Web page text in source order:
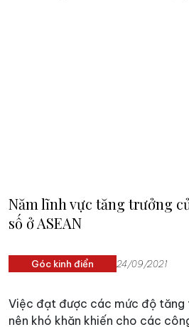
Năm lĩnh vực tăng trưởng
số ở ASEAN
Góc kinh điển 24/09/2021
Việc đạt được các mức độ tăng
nên khó khăn khiến cho các